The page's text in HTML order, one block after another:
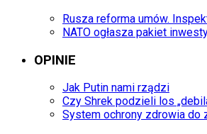
Rusza reforma umów.
NATO ogłasza pakiet
OPINIE
Jak Putin nami rządzi
Czy Shrek podzieli los
System ochrony zdrowia do